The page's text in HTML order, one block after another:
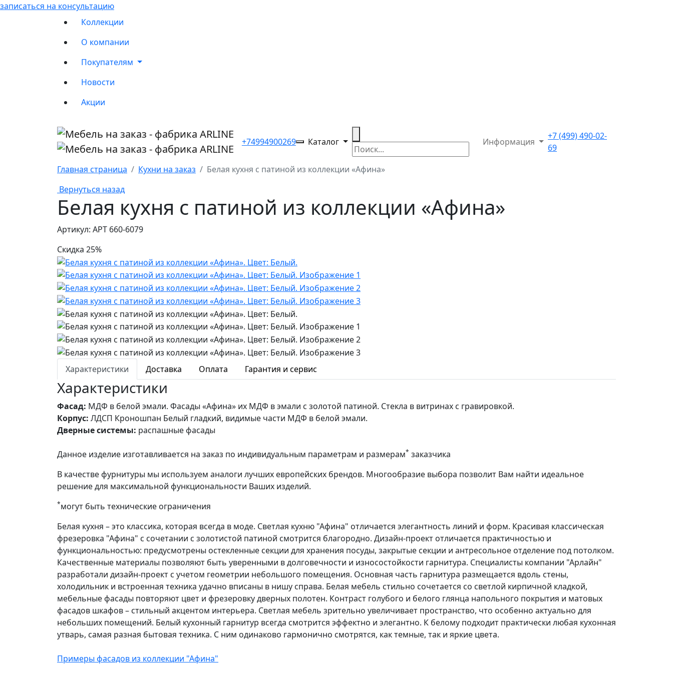
записаться на консультацию
Коллекции
О компании
Покупателям
Новости
Акции
+74994900269 Каталог Информация
+7 (499) 490-02-
69
Главная страница
Кухни на заказ
Белая кухня с патиной из коллекции «Афина»
Вернуться назад
Белая кухня с патиной из коллекции «Афина»
Артикул: АРТ 660-6079
Скидка 25%
Характеристики Доставка Оплата Гарантия и сервис
Характеристики
Фасад: МДФ в белой эмали. Фасады «Афина» их МДФ в эмали с золотой патиной. Стекла в витринах с гравировкой.
Корпус: ЛДСП Кроношпан Белый гладкий, видимые части МДФ в белой эмали.
Дверные системы: распашные фасады
Данное изделие изготавливается на заказ по индивидуальным параметрам и размерам* заказчика
В качестве фурнитуры мы используем аналоги лучших европейских брендов. Многообразие выбора позволит Вам найти идеальное
решение для максимальной функциональности Ваших изделий.
*могут быть технические ограничения
Белая кухня – это классика, которая всегда в моде. Светлая кухню "Афина" отличается элегантность линий и форм. Красивая классическая
фрезеровка "Афина" с сочетании с золотистой патиной смотрится благородно. Дизайн-проект отличается практичностью и
функциональностью: предусмотрены остекленные секции для хранения посуды, закрытые секции и антресольное отделение под потолком.
Качественные материалы позволяют быть уверенными в долговечности и износостойкости гарнитура. Специалисты компании "Арлайн"
разработали дизайн-проект с учетом геометрии небольшого помещения. Основная часть гарнитура размещается вдоль стены,
холодильник и встроенная техника удачно вписаны в нишу справа. Белая мебель стильно сочетается со светлой кирпичной кладкой,
мебельные фасады повторяют цвет и фрезеровку дверных полотен. Контраст голубого и белого глянца напольного покрытия и матовых
фасадов шкафов – стильный акцентом интерьера. Светлая мебель зрительно увеличивает пространство, что особенно актуально для
небольших помещений. Белый кухонный гарнитур всегда смотрится эффектно и элегантно. К белому подходит практически любая кухонная
утварь, самая разная бытовая техника. С ним одинаково гармонично смотрятся, как темные, так и яркие цвета.
Примеры фасадов из коллекции "Афина"